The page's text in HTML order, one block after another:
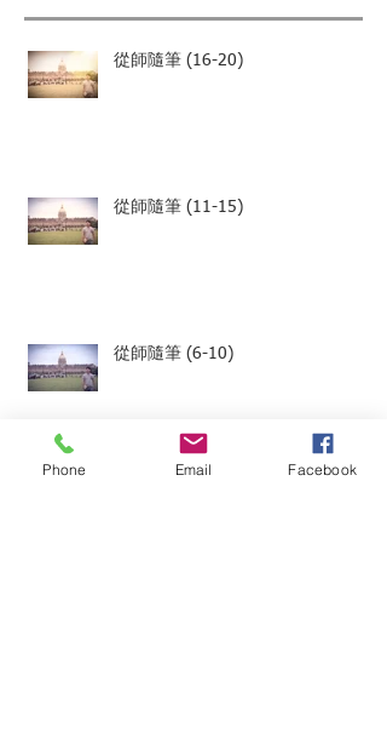
從師隨筆 (16-20)
從師隨筆 (11-15)
從師隨筆 (6-10)
Phone Email Facebook